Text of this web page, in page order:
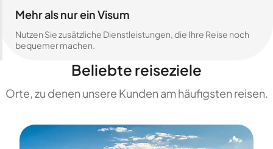
Mehr als nur ein Visum
Nutzen Sie zusätzliche Dienstleistungen, die Ihre Reise noch
bequemer machen.
Beliebte reiseziele
Orte, zu denen unsere Kunden am häufigsten reisen.